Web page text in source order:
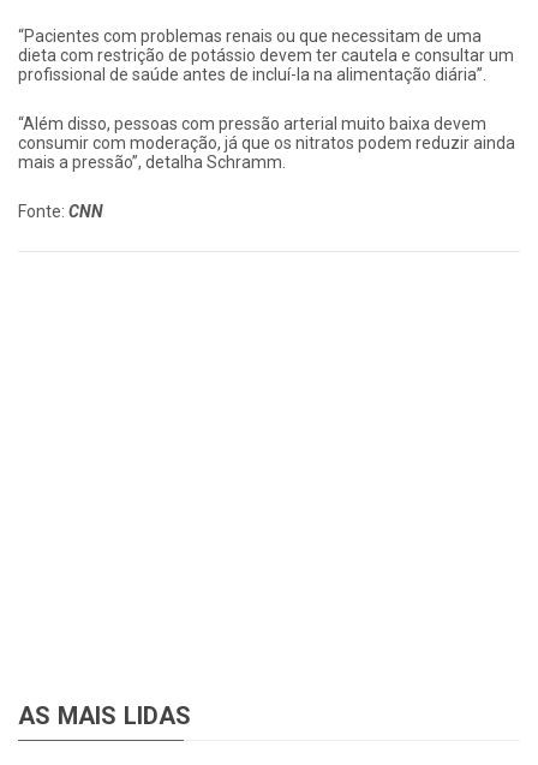
“Pacientes com problemas renais ou que necessitam de uma
dieta com restrição de potássio devem ter cautela e consultar um
profissional de saúde antes de incluí-la na alimentação diária”.
“Além disso, pessoas com pressão arterial muito baixa devem
consumir com moderação, já que os nitratos podem reduzir ainda
mais a pressão”, detalha Schramm.
Fonte: CNN
AS MAIS LIDAS